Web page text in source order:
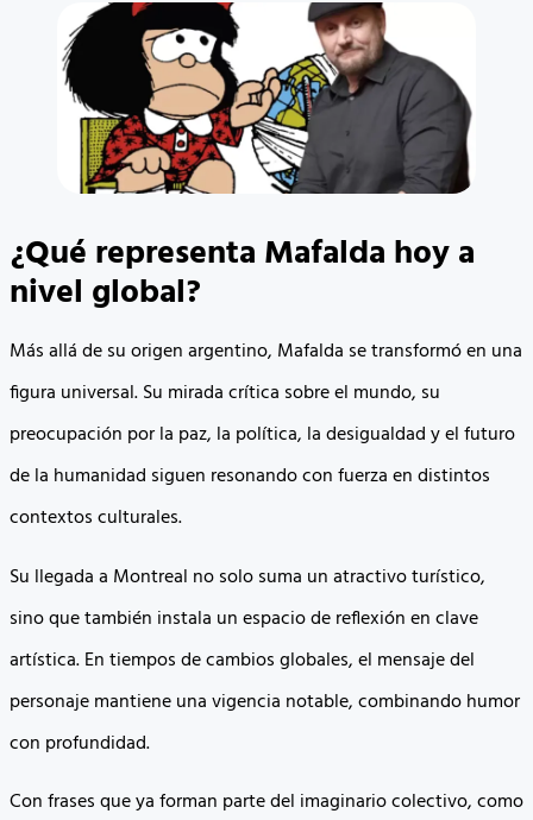
¿Qué representa Mafalda hoy a
nivel global?
Más allá de su origen argentino, Mafalda se transformó en una
figura universal. Su mirada crítica sobre el mundo, su
preocupación por la paz, la política, la desigualdad y el futuro
de la humanidad siguen resonando con fuerza en distintos
contextos culturales.
Su llegada a Montreal no solo suma un atractivo turístico,
sino que también instala un espacio de reflexión en clave
artística. En tiempos de cambios globales, el mensaje del
personaje mantiene una vigencia notable, combinando humor
con profundidad.
Con frases que ya forman parte del imaginario colectivo, como